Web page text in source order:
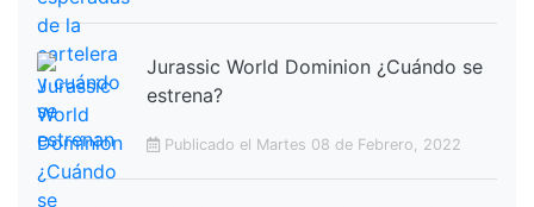
Jurassic World Dominion ¿Cuándo se
estrena?
Publicado el Martes 08 de Febrero, 2022